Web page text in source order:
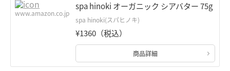
www.amazon.co.jp
spa hinoki オーガニック シアバター 75g
spa hinoki(スパヒノキ)
¥1360（税込）
商品詳細